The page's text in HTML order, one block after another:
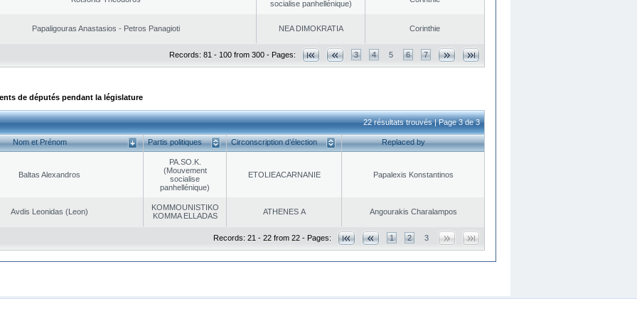
socialise panhellénique)
Papaligouras Anastasios - Petros Panagioti NEA DΙMOKRATIA Corinthie
Records: 81 - 100 from 300 - Pages: 3 4 5 6 7
de députés pendant la législature
22 résultats trouvés | Page 3 de 3
Nom et Prénom Partis politiques Circonscription d’élection Replaced by
Baltas Alexandros
PA.SO.K.
(Mouvement
socialise
panhellénique)
EΤOLIEACARNANIE Papalexis Konstantinos
Avdis Leonidas (Leon)
KOMMOUNISTIKO
KOMMA ELLADAS
ATHENES Α Angourakis Charalampos
Records: 21 - 22 from 22 - Pages: 1 2 3